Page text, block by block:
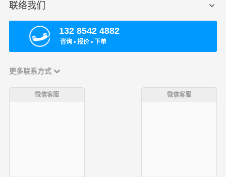
联络我们
132 8542 4882
咨询 ▪ 报价 ▪ 下单
更多联系方式
微信客服 微信客服